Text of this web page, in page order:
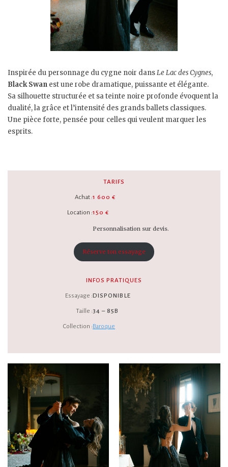
Inspirée du personnage du cygne noir dansLe Lac des Cygnes,
Black Swan est une robe dramatique, puissante et élégante.
Sa silhouette structurée et sa teinte noire profonde évoquent la
dualité, la grâce et l’intensité des grands ballets classiques.
Une pièce forte, pensée pour celles qui veulent marquer les
esprits.
TARIFS
Achat :
Location :
1 600 €
150 €
Personnalisation sur devis.
Réserve ton essayage
INFOS PRATIQUES
Essayage :
Taille :
Collection :
DISPONIBLE
34 – 85B
Baroque